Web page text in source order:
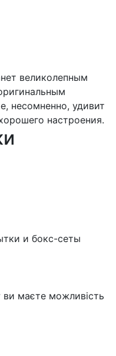
великолепным
несомненно, удивит
настроения.
и бокс-сеты
ви маєте можливість